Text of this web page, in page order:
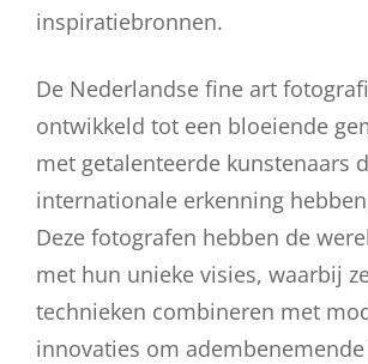
inspiratiebronnen.
De Nederlandse fine art
ontwikkeld tot een bloeiende
met getalenteerde kunstenaars
internationale erkenning
Deze fotografen hebben de
met hun unieke visies, waarbij
technieken combineren met
innovaties om